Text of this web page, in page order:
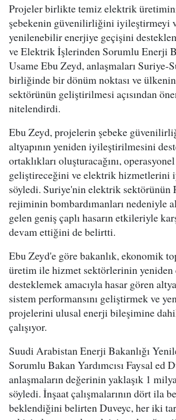
Projeler birlikte temiz elektrik üretimini
şebekenin güvenilirliğini iyileştirmeyi
yenilenebilir enerjiye geçişini
ve Elektrik İşlerinden Sorumlu Enerji
Usame Ebu Zeyd, anlaşmaları Suriye-
birliğinde bir dönüm noktası ve
sektörünün geliştirilmesi açısından
nitelendirdi.
Ebu Zeyd, projelerin şebeke
altyapının yeniden iyileştirilmesini
ortaklıkları oluşturacağını,
geliştireceğini ve elektrik hizmetlerini
söyledi. Suriye'nin elektrik sektörünün
rejiminin bombardımanları nedeniyle
gelen geniş çaplı hasarın etkileriyle
devam ettiğini de belirtti.
Ebu Zeyd'e göre bakanlık, ekonomik
üretim ile hizmet sektörlerinin yeniden
desteklemek amacıyla hasar gören
sistem performansını geliştirmek ve
projelerini ulusal enerji bileşimine
çalışıyor.
Suudi Arabistan Enerji Bakanlığı
Sorumlu Bakan Yardımcısı Faysal ed
anlaşmaların değerinin yaklaşık 1
söyledi. İnşaat çalışmalarının dört ila
beklendiğini belirten Duveyc, her iki